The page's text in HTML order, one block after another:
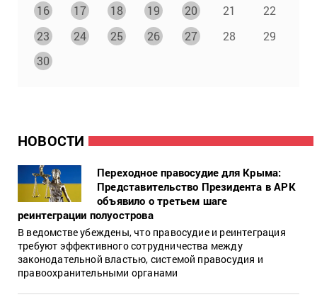
НОВОСТИ
Переходное правосудие для Крыма:
Представительство Президента в АРК
объявило о третьем шаге
реинтеграции полуострова
В ведомстве убеждены, что правосудие и реинтеграция
требуют эффективного сотрудничества между
законодательной властью, системой правосудия и
правоохранительными органами
16
17 18 19 20 21
22
23
24 25 26 27 28
29
30